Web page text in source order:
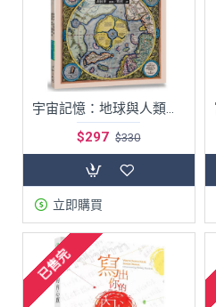
宇宙記憶：地球與人類的阿卡夏史前紀錄 |
$297 $330
立即購買
已售完